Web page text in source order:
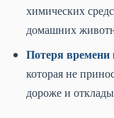
химических
домашних
Потеря времени
которая не
дороже и